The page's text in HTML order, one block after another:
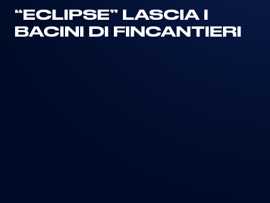
“ECLIPSE” LASCIA I
BACINI DI FINCANTIERI